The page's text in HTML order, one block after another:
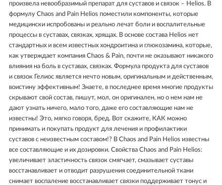
произвела невообразимый препарат для суставов и связок – Helios. В
формулу Chaos and Pain Helios поместили компоненты, которые
медицински испробованы и реально лечат боли и воспалительные
процессы в суставах, связках, хрящах. В основе состава Helios нет
стандартных и всем известных хондроитина и глюкозамина, которые,
как утверждает компания Chaos & Pain, почти не оказывают никакого
влияния на боль в суставах, связках. Формула продукта для суставов
и связок Гелиос является нечто новым, оригинальным и действенным,
воистину эффективным! Знаете, в последнее время многие продукты
скрывают свой состав, пишут, мол, он оригинален, но о нем нам не
дают узнать ничего, мало того, даже его составляющие нам не
известны! Это, мягко говоря, бред. Вот скажите, КАК можно
принимать и покупать продукт для лечения и профилактики
суставов с неизвестным составом!? В Chaos and Pain Helios известны
все составляющие и их дозировки. Свойства Chaos and Pain Helios:
увеличивает эластичность связок смягчает, смазывает суставы
восстанавливает и отводит разрушения соединительной ткани
снимает воспаление восстанавливает связки поддерживает тонус и